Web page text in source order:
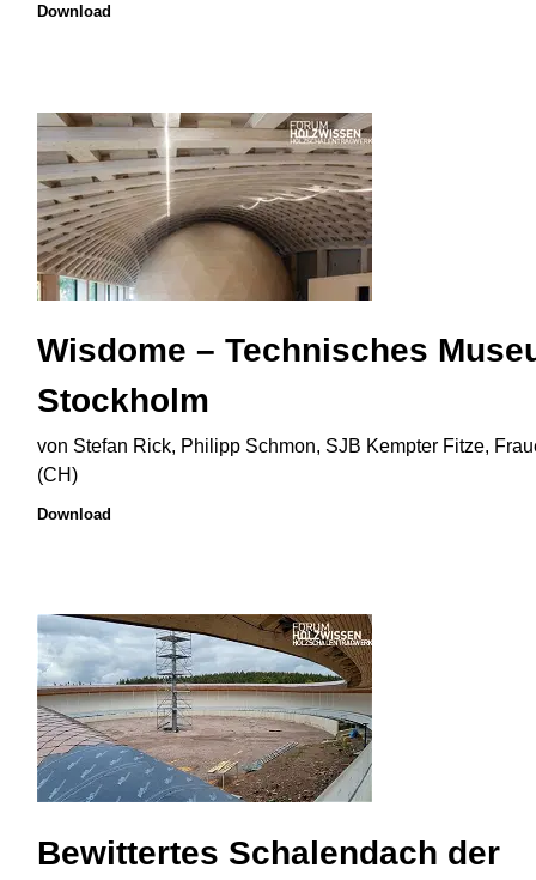
Download
Wisdome – Technisches
Stockholm
von Stefan Rick, Philipp Schmon, SJB Kempter Fitze,
(CH)
Download
Bewittertes Schalendach der